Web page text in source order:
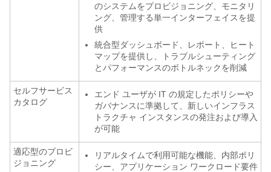
のシステムをプロビジョニング、モニタリ
ング、管理する単一インターフェイスを提
供
統合型ダッシュボード、レポート、ヒート
マップを提供し、トラブルシューティング
とパフォーマンスのボトルネックを削減
セルフサービス
カタログ
エンド ユーザが IT の規定したポリシーや
ガバナンスに準拠して、新しいインフラス
トラクチャ インスタンスの発注および導入
が可能
適応型のプロビ
ジョニング
リアルタイムで利用可能な機能、内部ポリ
シー、アプリケーション ワークロード要件